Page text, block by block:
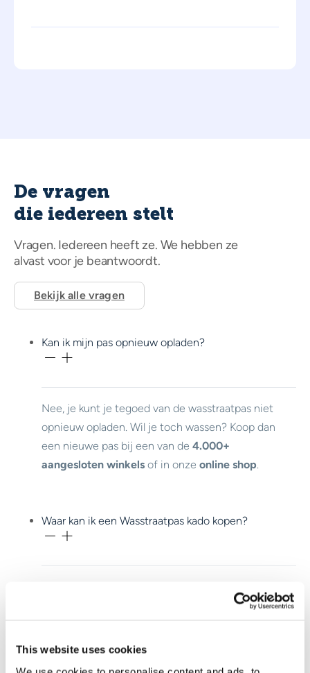
This website uses cookies
De vragen
die iedereen stelt
Vragen. Iedereen heeft ze. We hebben ze
alvast voor je beantwoordt.
Bekijk alle vragen
Kan ik mijn pas opnieuw opladen?
Nee, je kunt je tegoed van de wasstraatpas niet
opnieuw opladen. Wil je toch wassen? Koop dan
een nieuwe pas bij een van de 4.000+
aangesloten winkels of in onze online shop
Waar kan ik een Wasstraatpas kado kopen?